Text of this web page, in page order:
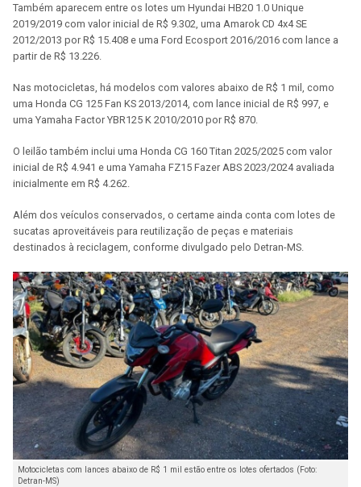
Também aparecem entre os lotes um Hyundai HB20 1.0 Unique
2019/2019 com valor inicial de R$ 9.302, uma Amarok CD 4x4 SE
2012/2013 por R$ 15.408 e uma Ford Ecosport 2016/2016 com lance a
partir de R$ 13.226.
Nas motocicletas, há modelos com valores abaixo de R$ 1 mil, como
uma Honda CG 125 Fan KS 2013/2014, com lance inicial de R$ 997, e
uma Yamaha Factor YBR125 K 2010/2010 por R$ 870.
O leilão também inclui uma Honda CG 160 Titan 2025/2025 com valor
inicial de R$ 4.941 e uma Yamaha FZ15 Fazer ABS 2023/2024 avaliada
inicialmente em R$ 4.262.
Além dos veículos conservados, o certame ainda conta com lotes de
sucatas aproveitáveis para reutilização de peças e materiais
destinados à reciclagem, conforme divulgado pelo Detran-MS.
Motocicletas com lances abaixo de R$ 1 mil estão entre os lotes ofertados (Foto:
Detran-MS)